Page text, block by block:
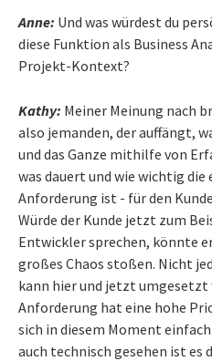
Anne: Und was würdest du
diese Funktion als Business
Projekt-Kontext?
Kathy: Meiner Meinung nach
also jemanden, der auffängt,
und das Ganze mithilfe von
was dauert und wie wichtig die
Anforderung ist - für den
Würde der Kunde jetzt zum
Entwickler sprechen, könnte
großes Chaos stoßen. Nicht
kann hier und jetzt umgesetzt
Anforderung hat eine hohe
sich in diesem Moment
auch technisch gesehen ist es